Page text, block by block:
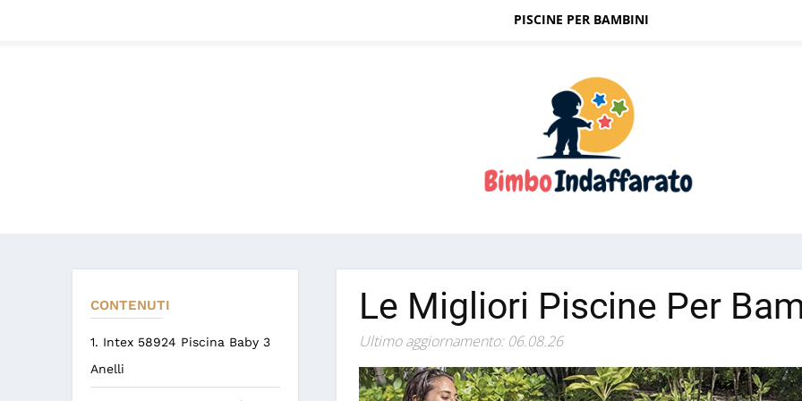
PISCINE PER BAMBINI
CONTENUTI
1. Intex 58924 Piscina Baby 3
Anelli
Le Migliori Piscine Per
Ultimo aggiornamento: 06.08.26